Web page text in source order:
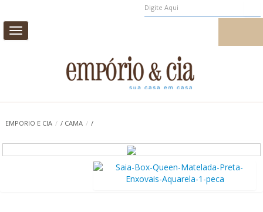
Toggle
navigation
CASA E DECORAÇÃO
AROMAS DE AMBIENTE
EMPORIO E CIA / / CAMA / /